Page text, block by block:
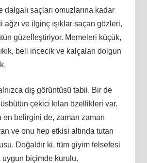
dalgalı saçları omuzlarına kadar
ağzı ve ilginç ışıklar saçan gözleri,
güzelleştiriyor. Memeleri küçük,
beli incecik ve kalçaları dolgun
dış görüntüsü tabii. Bir de
çekici kılan özellikleri var.
en belirgini de, zaman zaman
ve onu hep etkisi altında tutan
Doğaldır ki, tüm giyim felsefesi
uygun biçimde kurulu.